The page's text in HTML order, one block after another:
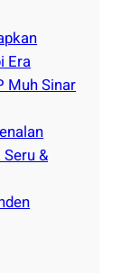
Era
Muh Sinar
&